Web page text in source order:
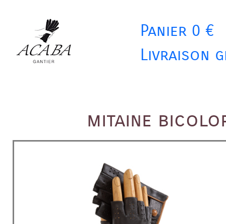
Panier 0 €
Livraison
mitaine